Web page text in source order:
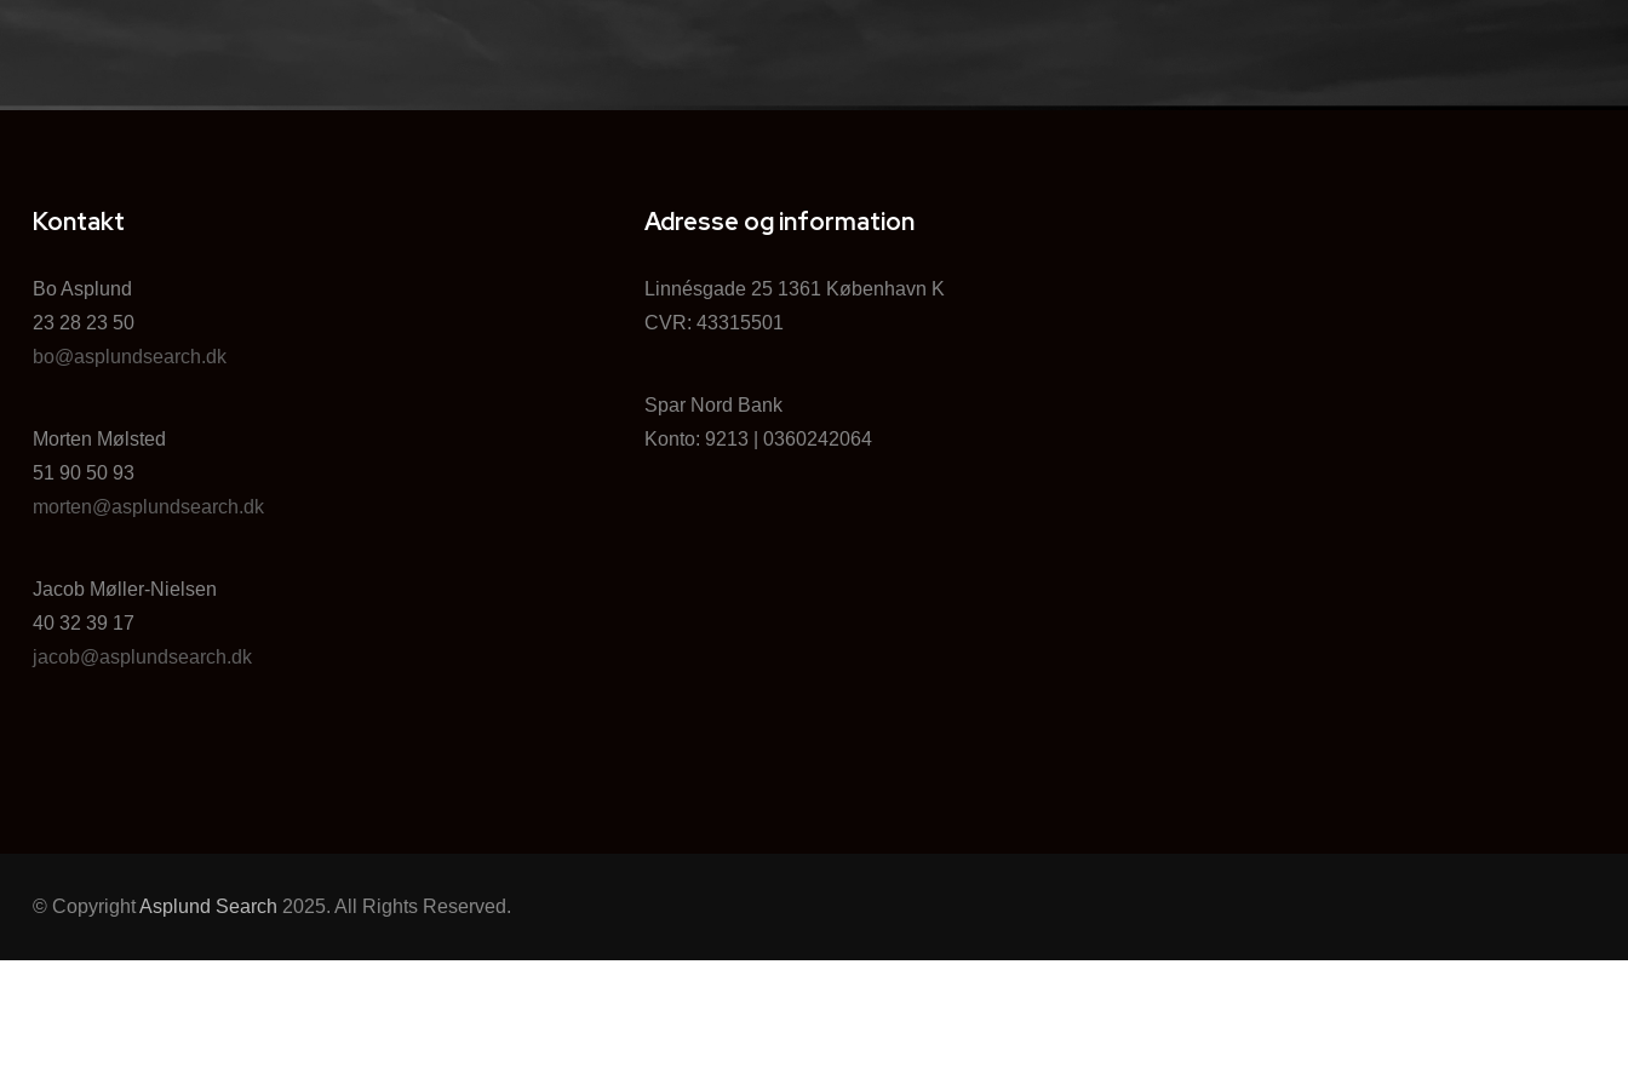
Kontakt
Bo Asplund
23 28 23 50
bo@asplundsearch.dk
Morten Mølsted
51 90 50 93
morten@asplundsearch.dk
Jacob Møller-Nielsen
40 32 39 17
jacob@asplundsearch.dk
Adresse og information
Linnésgade 25 1361 København K
CVR: 43315501
Spar Nord Bank
Konto: 9213 | ‍0360242064
© CopyrightAsplund Search 2025. All Rights Reserved.